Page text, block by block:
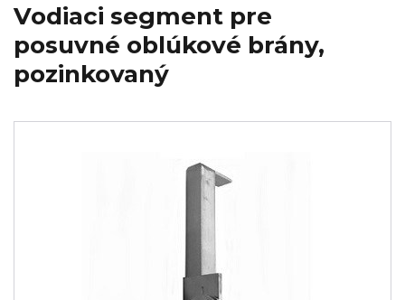
Vodiaci segment pre
posuvné oblúkové brány,
pozinkovaný